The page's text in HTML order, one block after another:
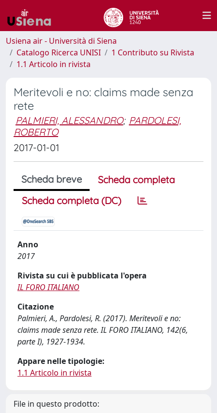
Usiena air - Università di Siena
Catalogo Ricerca UNISI
1 Contributo su Rivista
1.1 Articolo in rivista
Meritevoli e no: claims made senza
rete
PALMIERI, ALESSANDRO; PARDOLESI,
ROBERTO
2017-01-01
Scheda breve
Scheda completa
Scheda completa (DC)
Anno
2017
Rivista su cui è pubblicata l'opera
IL FORO ITALIANO
Citazione
Palmieri, A., Pardolesi, R. (2017). Meritevoli e no:
claims made senza rete. IL FORO ITALIANO, 142(6,
parte I), 1927-1934.
Appare nelle tipologie:
1.1 Articolo in rivista
File in questo prodotto: